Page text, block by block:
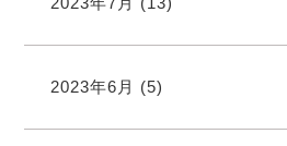
2023年6月 (5)